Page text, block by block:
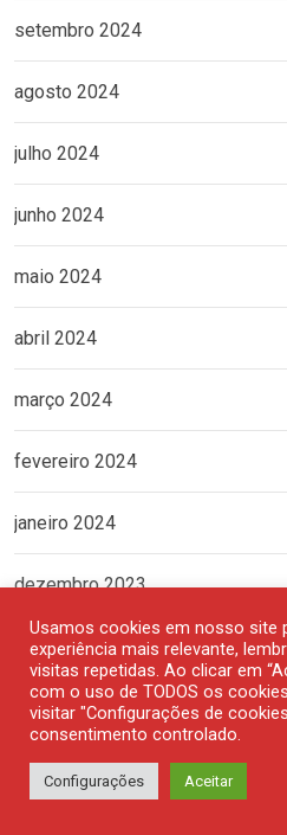
setembro 2024
agosto 2024
julho 2024
junho 2024
maio 2024
abril 2024
março 2024
fevereiro 2024
janeiro 2024
dezembro 2023
novembro 2023
outubro 2023
setembro 2023
Usamos cookies em nosso site
experiência mais relevante,
visitas repetidas. Ao clicar em
com o uso de TODOS os
visitar "Configurações de
consentimento controlado.
Configurações Aceitar